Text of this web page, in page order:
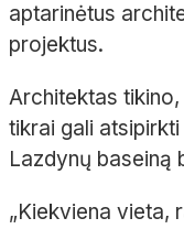
aptarinėtus
projektus.
Architektas
tikrai gali
Lazdynų baseiną
„Kiekviena vieta,